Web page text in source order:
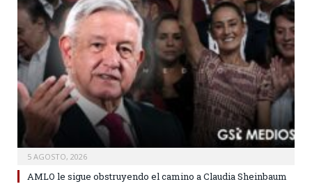
5 AGOSTO, 2026
AMLO le sigue obstruyendo el camino a Claudia Sheinbaum